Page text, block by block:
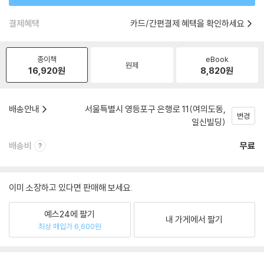
결제혜택 카드/간편결제 혜택을 확인하세요
종이책
16,920원 원제
eBook
8,820원
배송안내
서울특별시 영등포구 은행로 11(여의도동,
일신빌딩)
변경
배송비 무료
이미 소장하고 있다면 판매해 보세요.
예스24에 팔기
최상 매입가 6,600원
내 가게에서 팔기